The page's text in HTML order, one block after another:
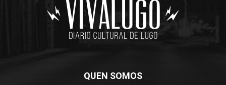
QUEN SOMOS